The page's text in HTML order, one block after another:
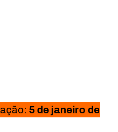
5 de janeiro de